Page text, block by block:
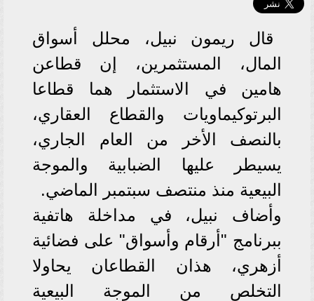
قال ريمون نبيل، محلل أسواق
المال، المستثمرين، إن قطاعن
هامين في الاستثمار هما قطاعا
البرتوكيماويات والقطاع العقاري،
بالنصف الأخر من العام الجاري،
يسيطر عليها الضبابية والموجة
البيعية منذ منتصف سبتمبر الماضي.
وأضاف نبيل، في مداخلة هاتفية
ببرنامج "أرقام وأسواق" على فضائية
أزهري، هذان القطاعان يحاولا
التخلص من الموجة البيعية